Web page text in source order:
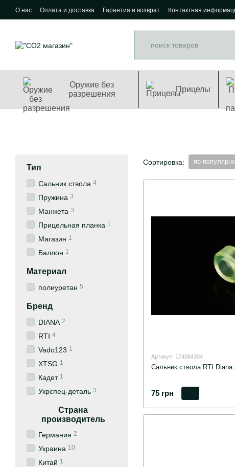
Перейти к основному контенту
О нас Оплата и доставка Гарантия и возврат Контактная
Оружие без
разрешения
Прицелы
Сортировка: по
Артикул: 174084304
Сальник ствола RTI Diana
75 грн
Тип
Сальник ствола 4
Пружина 3
Манжета 3
Прицельная планка 1
Магазин 1
Баллон 1
Материал
полиуретан 5
Бренд
DIANA 2
RTI 4
Vado123 1
XTSG 1
Кадет 1
Укрспец-деталь 3
Страна
производитель
Германия 2
Украина 10
Китай 1